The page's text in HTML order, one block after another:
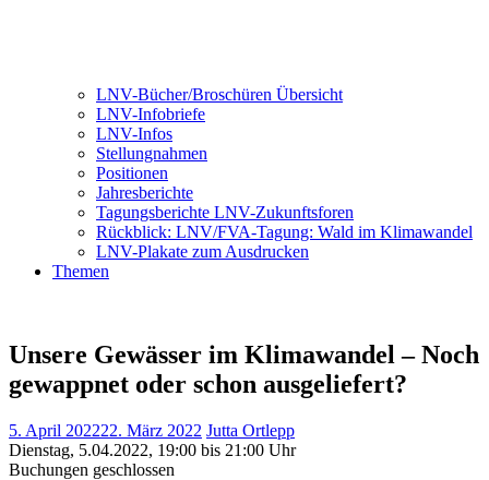
LNV-Bücher/Broschüren Übersicht
LNV-Infobriefe
LNV-Infos
Stellungnahmen
Positionen
Jahresberichte
Tagungsberichte LNV-Zukunftsforen
Rückblick: LNV/FVA-Tagung: Wald im Klimawandel
LNV-Plakate zum Ausdrucken
Themen
Unsere Gewässer im Klimawandel – Noch
gewappnet oder schon ausgeliefert?
5. April 202222. März 2022 Jutta Ortlepp
Dienstag, 5.04.2022, 19:00 bis 21:00 Uhr
Buchungen geschlossen